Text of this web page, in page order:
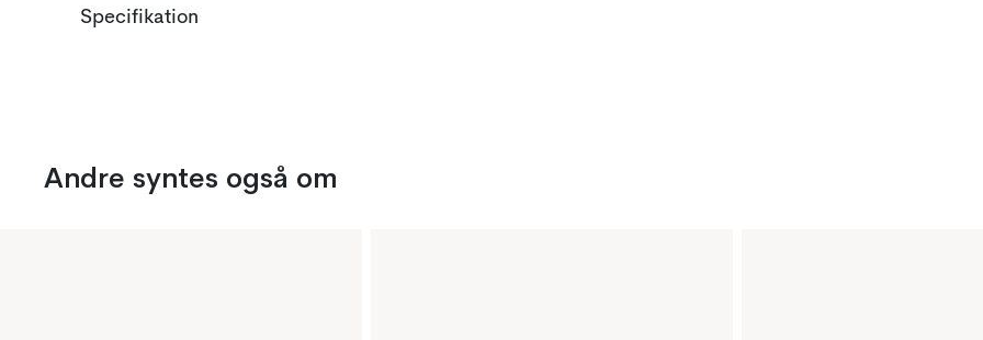
Specifikation
Andre syntes også om